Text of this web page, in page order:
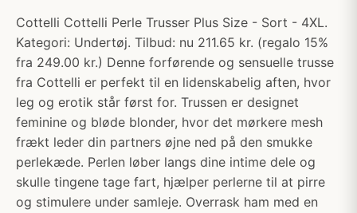
Cottelli Cottelli Perle Trusser Plus Size - Sort - 4XL.
Kategori: Undertøj. Tilbud: nu 211.65 kr. (regalo 15%
fra 249.00 kr.) Denne forførende og sensuelle trusse
fra Cottelli er perfekt til en lidenskabelig aften, hvor
leg og erotik står først for. Trussen er designet
feminine og bløde blonder, hvor det mørkere mesh
frækt leder din partners øjne ned på den smukke
perlekæde. Perlen løber langs dine intime dele og
skulle tingene tage fart, hjælper perlerne til at pirre
og stimulere under samleje. Overrask ham med en